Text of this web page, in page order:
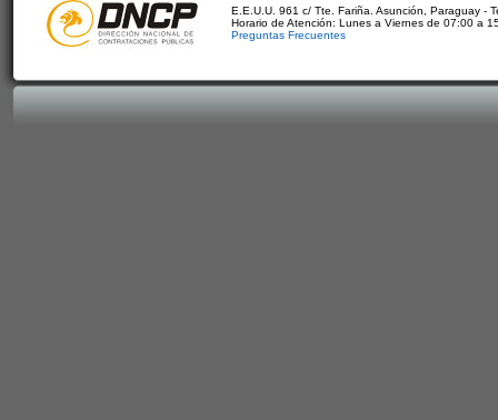
E.E.U.U. 961 c/ Tte. Fariña. Asunción, Paraguay -
Horario de Atención: Lunes a Viernes de 07:00 a
Preguntas Frecuentes